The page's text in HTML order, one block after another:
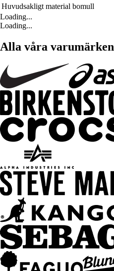
Huvudsakligt material bomull
Loading...
Loading...
Alla våra varumärken